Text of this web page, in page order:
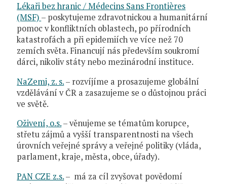
Lékaři bez hranic / Médecins Sans Frontières
(MSF) – poskytujeme zdravotnickou a humanitární
pomoc v konfliktních oblastech, po přírodních
katastrofách a při epidemiích ve více než 70
zemích světa. Financují nás především soukromí
dárci, nikoliv státy nebo mezinárodní instituce.
NaZemi, z. s.– rozvíjíme a prosazujeme globální
vzdělávání v ČR a zasazujeme se o důstojnou práci
ve světě.
Oživení, o.s.– věnujeme se tématům korupce,
střetu zájmů a vyšší transparentnosti na všech
úrovních veřejné správy a veřejné politiky (vláda,
parlament, kraje, města, obce, úřady).
PAN CZE z.s.– má za cíl zvyšovat povědomí